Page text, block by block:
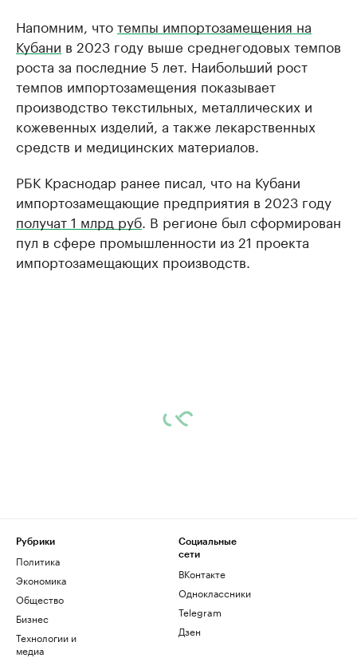
Напомним, чтотемпы импортозамещения на
Кубани в 2023 году выше среднегодовых темпов
роста за последние 5 лет. Наибольший рост
темпов импортозамещения показывает
производство текстильных, металлических и
кожевенных изделий, а также лекарственных
средств и медицинских материалов.
РБК Краснодар ранее писал, что на Кубани
импортозамещающие предприятия в 2023 году
получат 1 млрд руб . В регионе был сформирован
пул в сфере промышленности из 21 проекта
импортозамещающих производств.
Рубрики
Политика
Экономика
Общество
Бизнес
Технологии и
медиа
Социальные
сети
ВКонтакте
Одноклассники
Telegram
Дзен